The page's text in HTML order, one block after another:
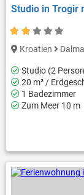
Studio in Trogir
Kroatien
Studio (2
20 m² /
1 Badezimmer
Zum Meer 10 m